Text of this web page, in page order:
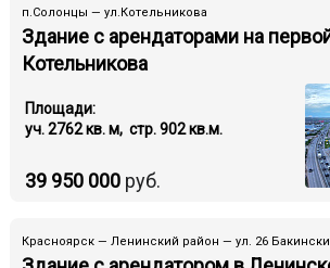
п.Солонцы — ул.Котельникова
Здание с арендаторами на
Котельникова
39 950 000руб.
Площади:
уч. 2762 кв. м, стр. 902 кв.м.